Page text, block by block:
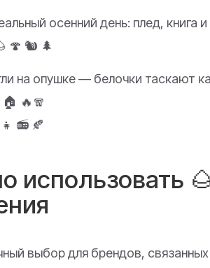
осенний день: плед, книга
🍄 🐿️ 🌲
на опушке — белочки таскают
🏠 🔥🧣
📻 🍂
использовать
выбор для брендов,